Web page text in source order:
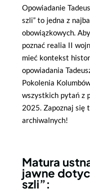
Opowiadanie
szli” to jedna z
obowiązkowych.
poznać realia II
mieć kontekst
opowiadania
Pokolenia
wszystkich pytań z
2025. Zapoznaj się
archiwalnych!
Matura
jawne
szli”: